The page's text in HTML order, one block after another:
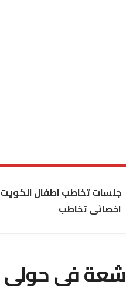
جلسات تخاطب اطفال الكويت
اخصائى تخاطب
فى حولى